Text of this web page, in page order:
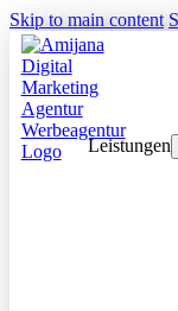
Skip to main content
Leistungen